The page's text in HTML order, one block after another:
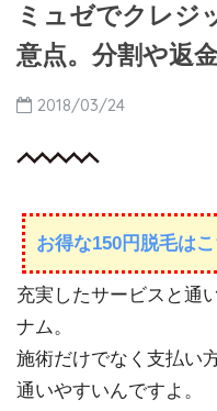
ミュゼでクレジ
意点。分割や返
2018/03/24
お得な150円脱毛は
充実したサービスと通
ナム。
施術だけでなく支払い
通いやすいんですよ。